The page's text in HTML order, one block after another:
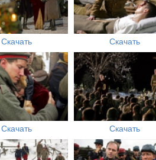
Скачать Скачать
Скачать Скачать